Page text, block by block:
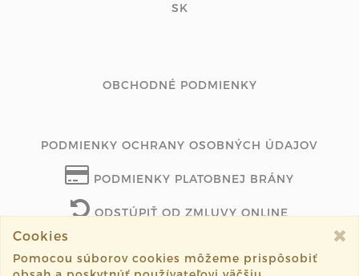
SK
OBCHODNÉ PODMIENKY
PODMIENKY OCHRANY OSOBNÝCH ÚDAJOV
PODMIENKY PLATOBNEJ BRÁNY
ODSTÚPIŤ OD ZMLUVY ONLINE
Cookies
Pomocou súborov cookies môžeme prispôsobiť